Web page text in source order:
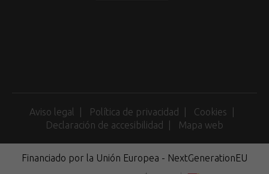
Aviso legal Política de privacidad
Cookies
Declaración de accesibilidad
Mapa web
Financiado por la Unión Europea - NextGenerationEU